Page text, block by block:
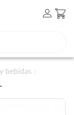
person shopping_cart
bebidas